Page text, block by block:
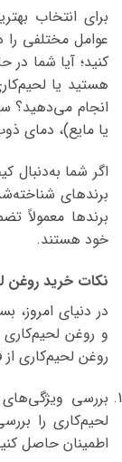
برای انتخاب
عوامل مختلفی
کنید؛ آیا شما
هستید یا
انجام می‌دهید؟
یا مایع)، دمای
اگر شما به‌دنبال
برندهای
برندها معمولاً
خود هستند.
نکات خرید روغن
در دنیای امروز،
و روغن
روغن لحیم‌کاری
بررسی
لحیم‌کاری را
اطمینان حاصل